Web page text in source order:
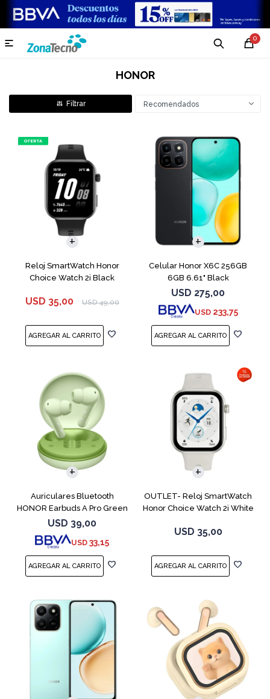
0

HONOR
Recomendados
Reloj SmartWatch Honor
Choice Watch 2i Black
USD 35,00 USD 49,00
Celular Honor X6C 256GB
6GB 6.61" Black
USD 275,00
USD 233,75
COMPARAR
Auriculares Bluetooth
HONOR Earbuds A Pro Green
USD 39,00
USD 33,15
OUTLET- Reloj SmartWatch
Honor Choice Watch 2i White
USD 35,00
COMPARAR